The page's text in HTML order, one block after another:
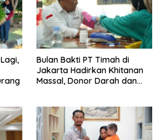
Bulan Bakti PT Timah di
Jakarta Hadirkan Khitanan
Massal, Donor Darah dan